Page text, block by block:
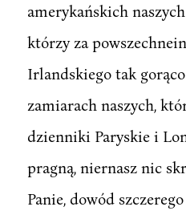
amerykańskich
którzy za
Irlandskiego tak
zamiarach naszych,
dzienniki Paryskie i
pragną, niernasz nic
Panie, dowód